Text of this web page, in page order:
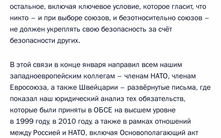
остальное, включая ключевое условие, которое гласит, что
никто – и при выборе союзов, и безотносительно союзов –
не должен укреплять свою безопасность за счёт
безопасности других.
В этой связи в конце января направил всем нашим
западноевропейским коллегам – членам НАТО, членам
Евросоюза, а также Швейцарии – развёрнутые письма, где
показал наш юридический анализ тех обязательств,
которые были приняты в ОБСЕ на высшем уровне
в 1999 году, в 2010 году, а также в рамках отношений
между Россией и НАТО, включая Основополагающий акт